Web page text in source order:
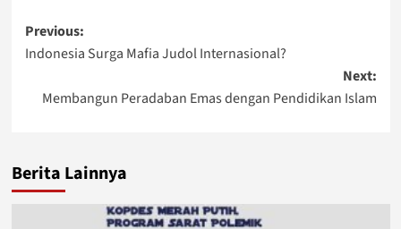
Post
navigation
Previous:
Indonesia Surga Mafia Judol Internasional?
Next:
Membangun Peradaban Emas dengan Pendidikan Islam
Berita Lainnya